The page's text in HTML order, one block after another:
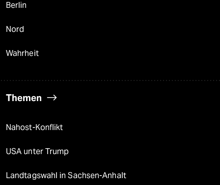
Berlin
Nord
Wahrheit
Themen
Nahost-Konflikt
USA unter Trump
Landtagswahl in Sachsen-Anhalt